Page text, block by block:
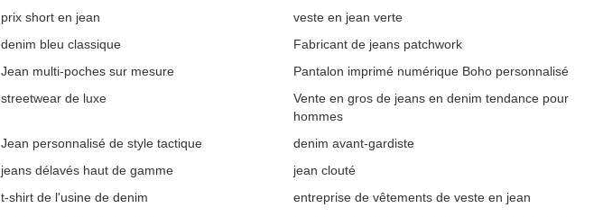
prix short en jean
veste en jean verte
denim bleu classique
Fabricant de jeans patchwork
Jean multi-poches sur mesure
Pantalon imprimé numérique Boho personnalisé
streetwear de luxe
Vente en gros de jeans en denim tendance pour
hommes
Jean personnalisé de style tactique
denim avant-gardiste
jeans délavés haut de gamme
jean clouté
t-shirt de l'usine de denim
entreprise de vêtements de veste en jean